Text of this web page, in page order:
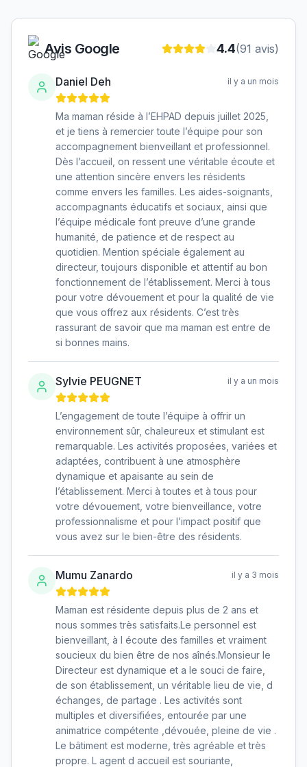
Avis Google 4.4(91 avis)
Daniel Deh il y a un mois
Ma maman réside à l’EHPAD depuis juillet 2025,
et je tiens à remercier toute l’équipe pour son
accompagnement bienveillant et professionnel.
Dès l’accueil, on ressent une véritable écoute et
une attention sincère envers les résidents
comme envers les familles. Les aides-soignants,
accompagnants éducatifs et sociaux, ainsi que
l’équipe médicale font preuve d’une grande
humanité, de patience et de respect au
quotidien. Mention spéciale également au
directeur, toujours disponible et attentif au bon
fonctionnement de l’établissement. Merci à tous
pour votre dévouement et pour la qualité de vie
que vous offrez aux résidents. C’est très
rassurant de savoir que ma maman est entre de
si bonnes mains.
Sylvie PEUGNET il y a un mois
L’engagement de toute l’équipe à offrir un
environnement sûr, chaleureux et stimulant est
remarquable. Les activités proposées, variées et
adaptées, contribuent à une atmosphère
dynamique et apaisante au sein de
l’établissement. Merci à toutes et à tous pour
votre dévouement, votre bienveillance, votre
professionnalisme et pour l’impact positif que
vous avez sur le bien-être des résidents.
Mumu Zanardo il y a 3 mois
Maman est résidente depuis plus de 2 ans et
nous sommes très satisfaits.Le personnel est
bienveillant, à l écoute des familles et vraiment
soucieux du bien être de nos aînés.Monsieur le
Directeur est dynamique et a le souci de faire,
de son établissement, un véritable lieu de vie, d
échanges, de partage . Les activités sont
multiples et diversifiées, entourée par une
animatrice compétente ,dévouée, pleine de vie .
Le bâtiment est moderne, très agréable et très
propre. L agent d accueil est souriante,